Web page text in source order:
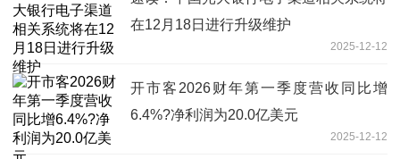
在12月18日进行升级维护
2025-12-12
开市客2026财年第一季度营收同比增
6.4%?净利润为20.0亿美元
2025-12-12